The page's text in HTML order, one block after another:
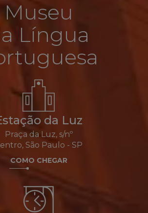
Museu
Língua
da Luz
Praça da Luz, s/nº
São Paulo - SP
COMO CHEGAR